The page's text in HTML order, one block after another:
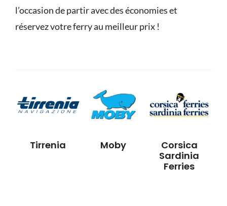
l’occasion de partir avec des économies et
réservez votre ferry au meilleur prix !
Tirrenia Moby
Corsica
Sardinia
Ferries